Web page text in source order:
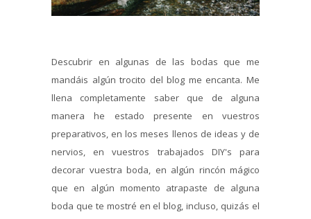
Descubrir en algunas de las bodas que me
mandáis algún trocito del blog me encanta. Me
llena completamente saber que de alguna
manera he estado presente en vuestros
preparativos, en los meses llenos de ideas y de
nervios, en vuestros trabajados DIY's para
decorar vuestra boda, en algún rincón mágico
que en algún momento atrapaste de alguna
boda que te mostré en el blog, incluso, quizás el